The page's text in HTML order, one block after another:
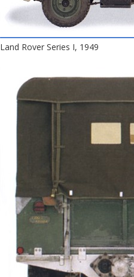
Land Rover Series I, 1949